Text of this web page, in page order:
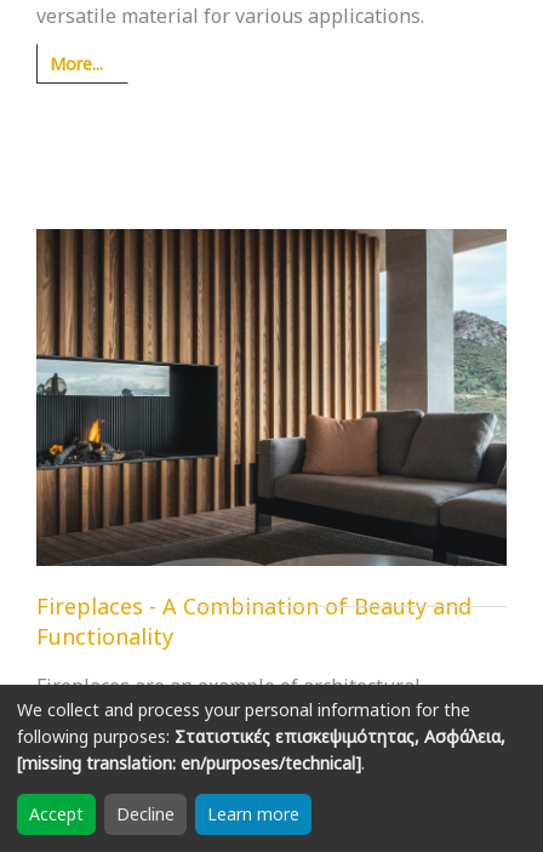
versatile material for various applications.
More...
Fireplaces - A Combination of Beauty and
Functionality
Fireplaces are an example of architectural
excellence and functional comfort.
More...
We collect and process your personal information for the
following purposes: Στατιστικές επισκεψιμότητας, Ασφάλεια,
[missing translation: en/purposes/technical].
Accept Decline Learn more